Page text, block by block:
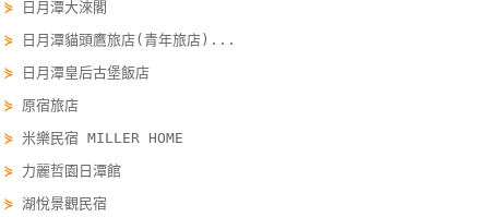
滿
意
度
訂
單
管
⋟
日月潭大淶閣
⋟
日月潭貓頭鷹旅店(青年旅店)...
⋟
日月潭皇后古堡飯店
⋟ 原宿旅店
⋟米樂民宿 MILLER HOME
⋟ 力麗哲園日潭館
⋟湖悅景觀民宿